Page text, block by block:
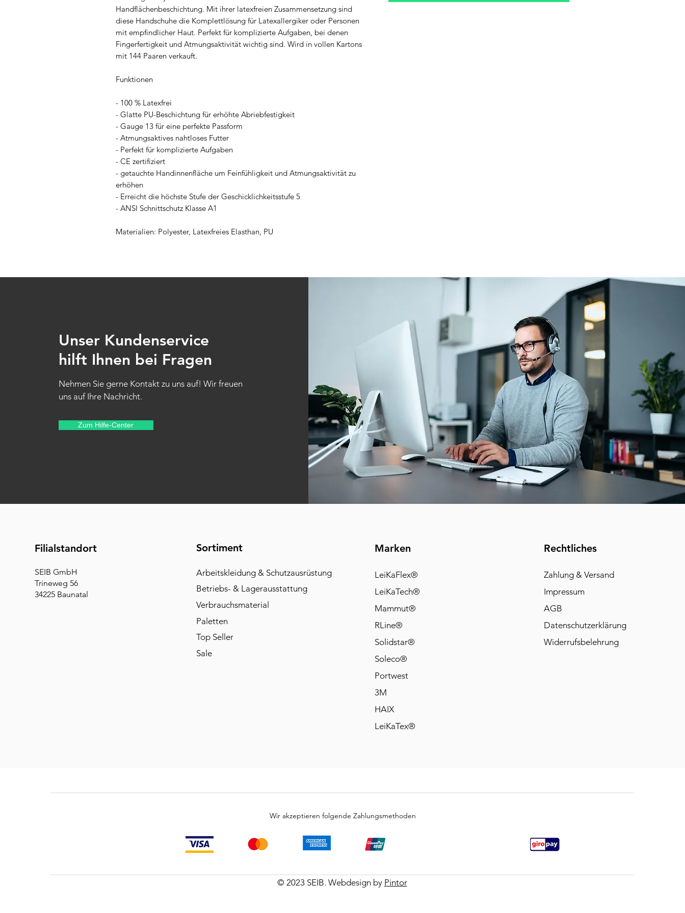
Handflächenbeschichtung. Mit ihrer latexfreien Zusammensetzung sind
diese Handschuhe die Komplettlösung für Latexallergiker oder Personen
mit empfindlicher Haut. Perfekt für komplizierte Aufgaben, bei denen
Fingerfertigkeit und Atmungsaktivität wichtig sind. Wird in vollen Kartons
mit 144 Paaren verkauft.
Funktionen
- 100 % Latexfrei
- Glatte PU-Beschichtung für erhöhte Abriebfestigkeit
- Gauge 13 für eine perfekte Passform
- Atmungsaktives nahtloses Futter
- Perfekt für komplizierte Aufgaben
- CE zertifiziert
- getauchte Handinnenfläche um Feinfühligkeit und Atmungsaktivität zu
erhöhen
- Erreicht die höchste Stufe der Geschicklichkeitsstufe 5
- ANSI Schnittschutz Klasse A1
Materialien: Polyester, Latexfreies Elasthan, PU
Unser Kundenservice
hilft Ihnen bei Fragen
Nehmen Sie gerne Kontakt zu uns auf! Wir freuen
uns auf Ihre Nachricht.
Zum Hilfe-Center
Filialstandort
SEIB GmbH
Trineweg 56
34225 Baunatal
Sortiment
Arbeitskleidung & Schutzausrüstung
Betriebs- & Lagerausstattung
Verbrauchsmaterial
Paletten
Top Seller
Sale
Marken
LeiKaFlex®
LeiKaTech®
Mammut®
RLine®
Solidstar®
Soleco®
Portwest
3M
HAIX
LeiKaTex®
Rechtliches
Zahlung & Versand
Impressum
AGB
Datenschutzerklärung
Widerrufsbelehrung
Wir akzeptieren folgende Zahlungsmethoden
© 2023 SEIB. Webdesign by Pintor